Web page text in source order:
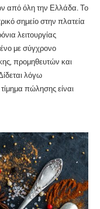
από όλη την Ελλάδα. Το
σημείο στην πλατεία
λειτουργίας
με σύγχρονο
προμηθευτών και
λόγω
πώλησης είναι